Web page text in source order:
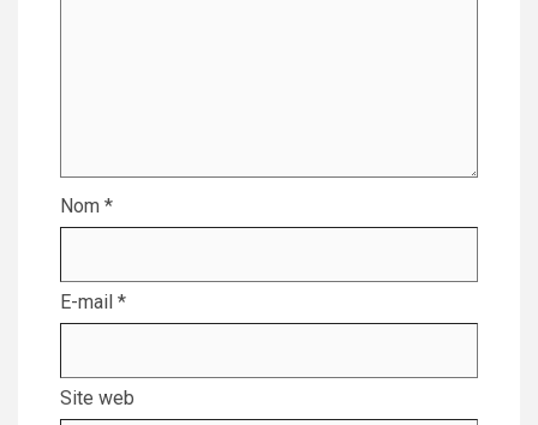
Nom *
E-mail *
Site web